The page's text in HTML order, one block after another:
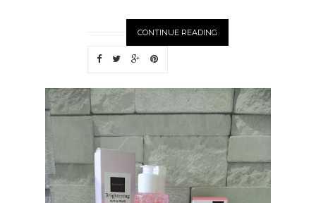
CONTINUE READING